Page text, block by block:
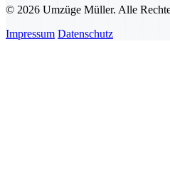
© 2026 Umzüge Müller. Alle
Impressum Datenschutz